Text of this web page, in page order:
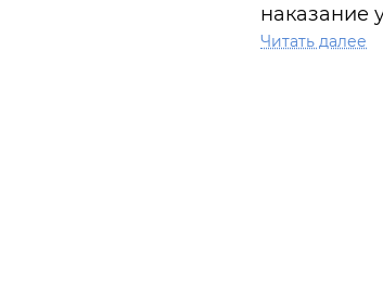
наказание
четырёх
Читать далее